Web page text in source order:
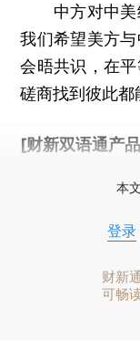
中方对中美经
我们希望美方
会晤共识，在
磋商找到彼此都
[财新双语通产
本
登录
财新
可畅